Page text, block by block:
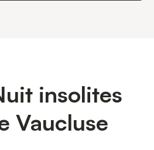
insolites
Vaucluse